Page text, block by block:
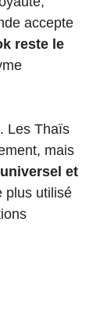
accepte
reste le
. Les Thaïs
mais
et
plus utilisé